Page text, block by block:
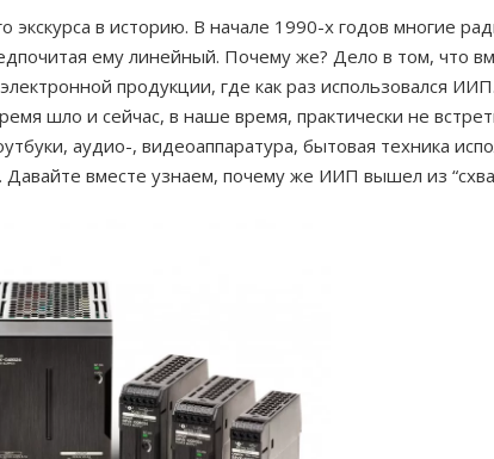
экскурса в историю. В начале 1990-х годов многие
ему линейный. Почему же? Дело в том, что
продукции, где как раз использовался
шло и сейчас, в наше время, практически не
аудио-, видеоаппаратура, бытовая техника
вместе узнаем, почему же ИИП вышел из